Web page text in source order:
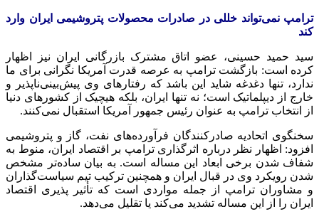
ترامپ نمی‌تواند خللی در صادرات محصولات پتروشیمی ایران وارد
کند
سید حمید حسینی، عضو اتاق مشترک بازرگانی ایران نیز اظهار
کرده است: بازگشت ترامپ به عرصه قدرت آمریکا نگرانی برای ما
ندارد، تنها دغدغه شاید این باشد که رفتارهای وی پیش‌بینی‌ناپذیر و
خارج از دیپلماتیک است؛ نه تنها ایران، بلکه هیچیک از کشورهای دنیا
از انتخاب ترامپ به عنوان رئیس جمهور آمریکا استقبال نمی‌کنند.
سخنگوی اتحادیه صادرکنندگان فرآورده‌های نفت، گاز و پتروشیمی
افزود: اظهار نظر درباره اثرگذاری ترامپ بر اقتصاد ایران، منوط به
شفاف شدن برخی ابعاد این مساله است. به بیان ساده‌تر مشخص
شدن رویکرد وی در قبال ایران و همچنین ترکیب تیم سیاست‌گذاران
و مشاوران ترامپ از جمله مواردی است که تأثیر پذیری اقتصاد
ایران را از این مساله تشدید می‌کند یا تقلیل می‌دهد.